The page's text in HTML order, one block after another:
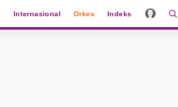
Internasional Orkes Indeks